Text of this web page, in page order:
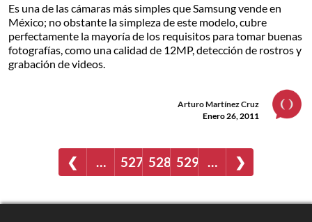
Es una de las cámaras más simples que Samsung vende en
México; no obstante la simpleza de este modelo, cubre
perfectamente la mayoría de los requisitos para tomar buenas
fotografías, como una calidad de 12MP, detección de rostros y
grabación de videos.
Arturo Martínez Cruz
Enero 26, 2011
❮ … 527 528 529 … ❯